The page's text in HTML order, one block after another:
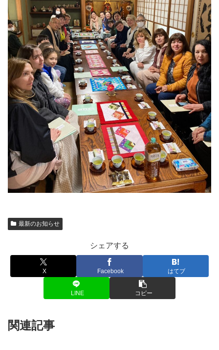
最新のお知らせ
シェアする
X Facebook はてブ
LINE コピー
関連記事